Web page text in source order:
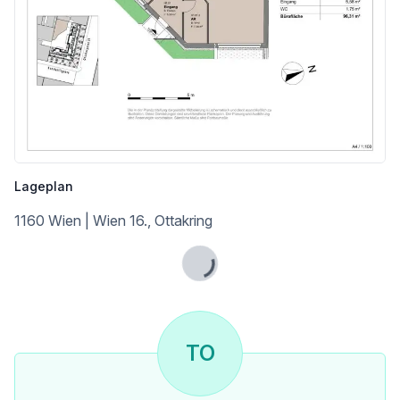
Autobahnanschluss <4.750m
Angaben Entfernung Luftlinie / Quelle: OpenStreetMap
Lageplan
1160 Wien | Wien 16., Ottakring
Lade...
TO